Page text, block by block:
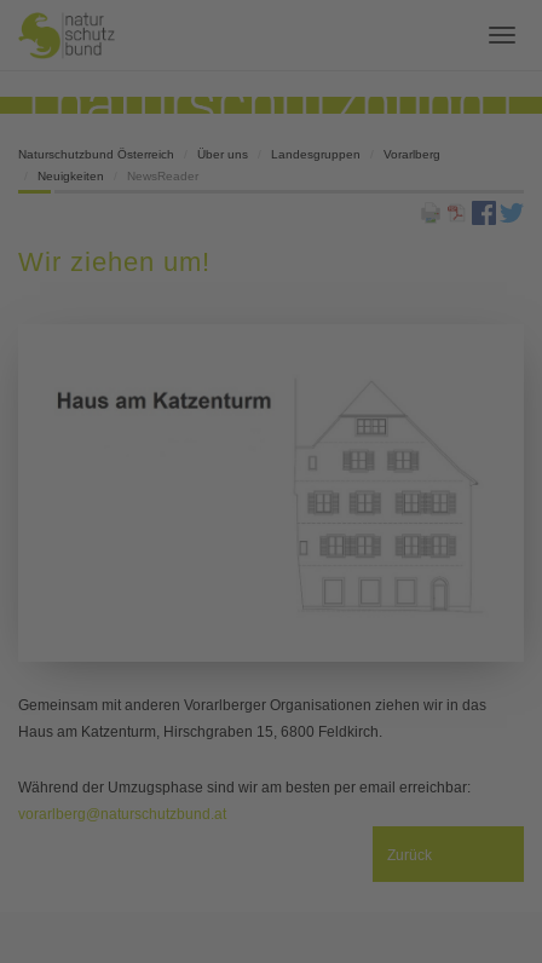
Naturschutzbund Österreich Über uns Landesgruppen
Vorarlberg
Neuigkeiten
NewsReader
Wir ziehen um!
Gemeinsam mit anderen Vorarlberger Organisationen ziehen wir in das
Haus am Katzenturm, Hirschgraben 15, 6800 Feldkirch.
Während der Umzugsphase sind wir am besten per email erreichbar:
vorarlberg@naturschutzbund.at
Zurück